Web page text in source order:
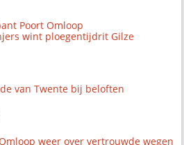
Poort Omloop
wint ploegentijdrit Gilze
van Twente bij beloften
weer over vertrouwde wegen